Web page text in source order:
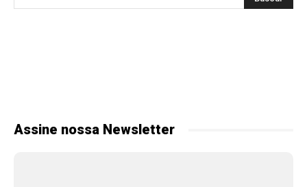
Assine nossa Newsletter